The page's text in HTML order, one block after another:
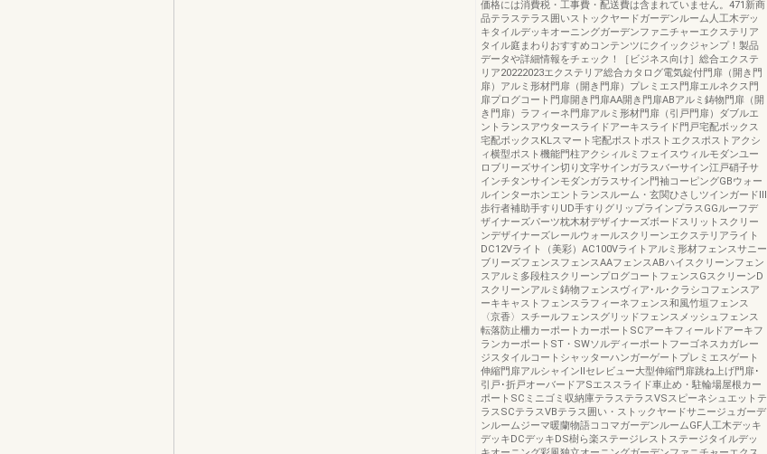
価格には消費税・工事費・配送費は含まれていません。471新商
品テラステラス囲いストックヤードガーデンルーム人工木デッ
キタイルデッキオーニングガーデンファニチャーエクステリア
タイル庭まわりおすすめコンテンツにクイックジャンプ！製品
データや詳細情報をチェック！［ビジネス向け］総合エクステ
リア20222023エクステリア総合カタログ電気錠付門扉（開き門
扉）アルミ形材門扉（開き門扉）プレミエス門扉エルネクス門
扉プログコート門扉開き門扉AA開き門扉ABアルミ鋳物門扉（開
き門扉）ラフィーネ門扉アルミ形材門扉（引戸門扉）ダブルエ
ントランスアウタースライドアーキスライド門戸宅配ボックス
宅配ボックスKLスマート宅配ポストポストエクスポストアクシ
ィ横型ポスト機能門柱アクシィルミフェイスウィルモダンユー
ロブリーズサイン切り文字サインガラスバーサイン江戸硝子サ
インチタンサインモダンガラスサイン門袖コーピングGBウォー
ルインターホンエントランスルーム・玄関ひさしツインガードⅢ
歩行者補助手すりUD手すりグリップラインプラスGGルーフデ
ザイナーズパーツ枕木材デザイナーズボードスリットスクリー
ンデザイナーズレールウォールスクリーンエクステリアライト
DC12Vライト（美彩）AC100Vライトアルミ形材フェンスサニー
ブリーズフェンスフェンスAAフェンスABハイスクリーンフェン
スアルミ多段柱スクリーンプログコートフェンスGスクリーンD
スクリーンアルミ鋳物フェンスヴィア･ル･クラシコフェンスア
ーキキャストフェンスラフィーネフェンス和風竹垣フェンス
〈京香〉スチールフェンスグリッドフェンスメッシュフェンス
転落防止柵カーポートカーポートSCアーキフィールドアーキフ
ランカーポートST・SWソルディーポートフーゴネスカガレー
ジスタイルコートシャッターハンガーゲートプレミエスゲート
伸縮門扉アルシャインⅡセレビュー大型伸縮門扉跳ね上げ門扉･
引戸･折戸オーバードアSエススライド車止め・駐輪場屋根カー
ポートSCミニゴミ収納庫テラステラスVSスピーネシュエットテ
ラスSCテラスVBテラス囲い・ストックヤードサニージュガーデ
ンルームジーマ暖蘭物語ココマガーデンルームGF人工木デッキ
デッキDCデッキDS樹ら楽ステージレストステージタイルデッ